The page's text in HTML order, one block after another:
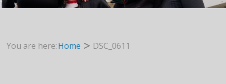
You are here:Home DSC_0611